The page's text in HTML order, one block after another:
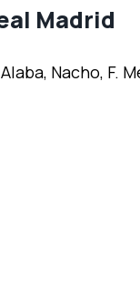
Madrid
Nacho, F.